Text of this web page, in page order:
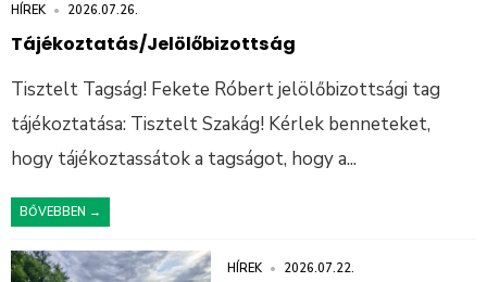
HÍREK • 2026.07.26.
Tájékoztatás/Jelölőbizottság
Tisztelt Tagság! Fekete Róbert jelölőbizottsági tag
tájékoztatása: Tisztelt Szakág! Kérlek benneteket,
hogy tájékoztassátok a tagságot, hogy a...
BŐVEBBEN →
HÍREK • 2026.07.22.